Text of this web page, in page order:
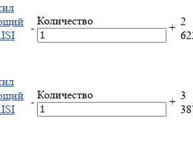
-
Количество
+ 2
-
Количество
+ 3